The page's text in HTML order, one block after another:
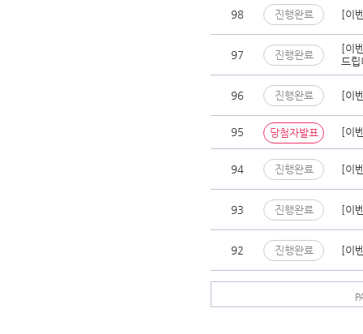
98 진행완료 [이
97 진행완료
[이
드
96 진행완료 [이
95 당첨자발표 [이
94 진행완료 [이
93 진행완료 [이
92 진행완료 [이